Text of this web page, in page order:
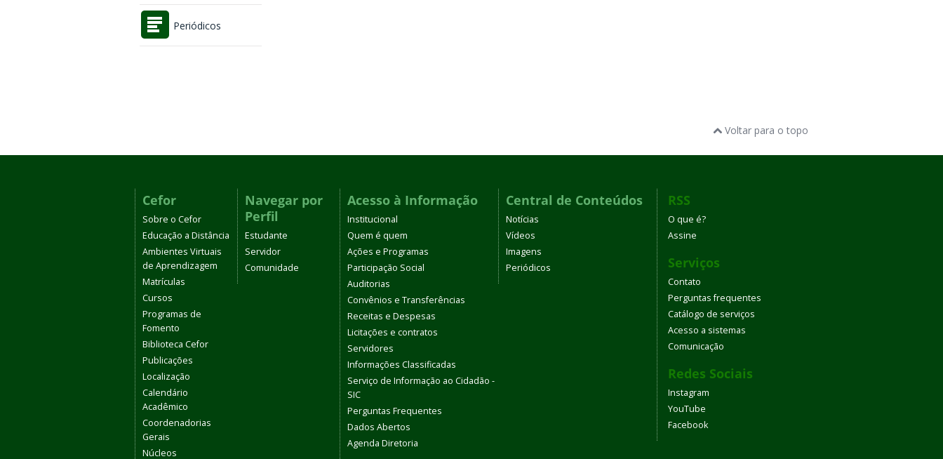
Periódicos
Voltar para o topo
Cefor
Sobre o Cefor
Educação a Distância
Ambientes Virtuais
de Aprendizagem
Matrículas
Cursos
Programas de
Fomento
Biblioteca Cefor
Publicações
Localização
Calendário
Acadêmico
Coordenadorias
Gerais
Núcleos
Navegar por
Perfil
Estudante
Servidor
Comunidade
Acesso à Informação
Institucional
Quem é quem
Ações e Programas
Participação Social
Auditorias
Convênios e Transferências
Receitas e Despesas
Licitações e contratos
Servidores
Informações Classificadas
Serviço de Informação ao Cidadão -
SIC
Perguntas Frequentes
Dados Abertos
Agenda Diretoria
Central de Conteúdos
Notícias
Vídeos
Imagens
Periódicos
RSS
O que é?
Assine
Serviços
Contato
Perguntas frequentes
Catálogo de serviços
Acesso a sistemas
Comunicação
Redes Sociais
Instagram
YouTube
Facebook